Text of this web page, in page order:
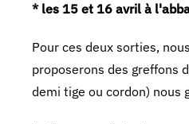
* les 15 et 16 avril à
Pour ces deux sorties,
proposerons des greffons
demi tige ou cordon) nous